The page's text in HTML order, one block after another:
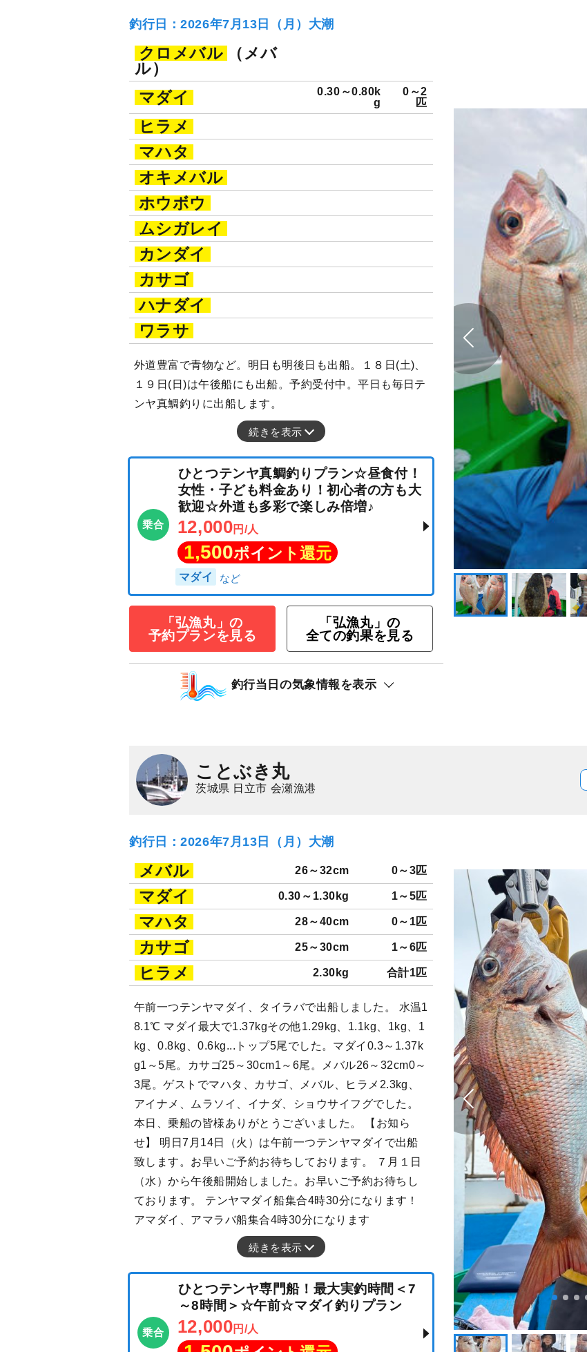
釣行日：2026年7月13日（月）大潮
クロメバル
（メバ
ル）
マダイ
0.30～0.80k
g
0～2
匹
ヒラメ
マハタ
オキメバル
ホウボウ
ムシガレイ
カンダイ
カサゴ
ハナダイ
ワラサ
外道豊富で青物など。明日も明後日も出船。１８日(土)、
１９日(日)は午後船にも出船。予約受付中。平日も毎日テ
ンヤ真鯛釣りに出船します。
続きを表示
ひとつテンヤ真鯛釣りプラン☆昼食付！
女性・子ども料金あり！初心者の方も大
歓迎☆外道も多彩で楽しみ倍増♪
12,000
1,500
「弘漁丸」の
予約プランを見る
「弘漁丸」の
全ての釣果を見る
釣行当日の気象情報を表示
ことぶき丸
茨城県 日立市 会瀬漁港
釣行日：2026年7月13日（月）大潮
メバル 26～32cm 0～3匹
マダイ 0.30～1.30kg 1～5匹
マハタ 28～40cm 0～1匹
カサゴ 25～30cm 1～6匹
ヒラメ 2.30kg 合計1匹
午前一つテンヤマダイ、タイラバで出船しました。 水温1
8.1℃ マダイ最大で1.37kgその他1.29kg、1.1kg、1kg、1
kg、0.8kg、0.6kg...トップ5尾でした。マダイ0.3～1.37k
g1～5尾。カサゴ25～30cm1～6尾。メバル26～32cm0～
3尾。ゲストでマハタ、カサゴ、メバル、ヒラメ2.3kg、
アイナメ、ムラソイ、イナダ、ショウサイフグでした。
本日、乗船の皆様ありがとうございました。 【お知ら
せ】 明日7月14日（火）は午前一つテンヤマダイで出船
致します。お早いご予約お待ちしております。 ７月１日
（水）から午後船開始しました。お早いご予約お待ちし
ております。 テンヤマダイ船集合4時30分になります！
アマダイ、アマラバ船集合4時30分になります
続きを表示